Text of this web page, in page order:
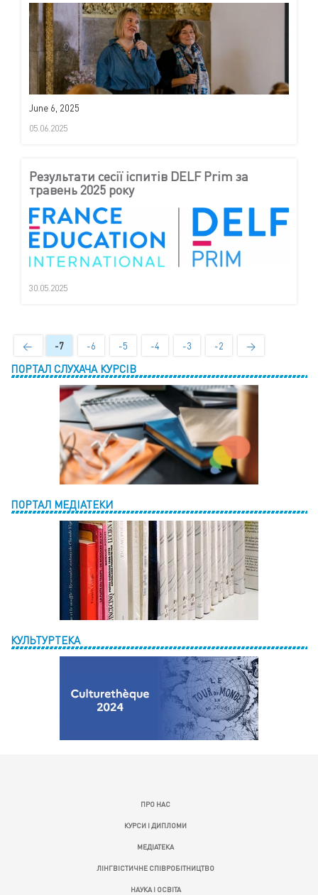
June 6, 2025
05.06.2025
Результати сесії іспитів DELF Prim за
травень 2025 року
30.05.2025
← -7 -6 -5 -4 -3 -2 →
ПОРТАЛ СЛУХАЧА КУРСІВ
ПОРТАЛ МЕДІАТЕКИ
КУЛЬТУРТЕКА
ПРО НАС
КУРСИ І ДИПЛОМИ
МЕДІАТЕКА
ЛІНГВІСТИЧНЕ СПІВРОБІТНИЦТВО
НАУКА І ОСВІТА